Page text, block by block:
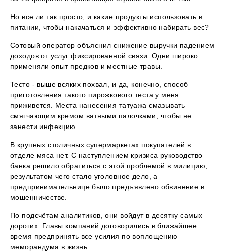
Но все ли так просто, и какие продукты использовать в
питании, чтобы накачаться и эффективно набирать вес?
Сотовый оператор объяснил снижение выручки падением
доходов от услуг фиксированной связи. Одни широко
применяли опыт предков и местные травы.
Тесто - выше всяких похвал, и да, конечно, способ
приготовления такого пирожкового теста у меня
приживется. Места нанесения татуажа смазывать
смягчающим кремом ватными палочками, чтобы не
занести инфекцию.
В крупных столичных супермаркетах покупателей в
отделе мяса нет. С наступлением кризиса руководство
банка решило обратиться с этой проблемой в милицию,
результатом чего стало уголовное дело, а
предпринимательнице было предъявлено обвинение в
мошенничестве.
По подсчётам аналитиков, они войдут в десятку самых
дорогих. Главы компаний договорились в ближайшее
время предпринять все усилия по воплощению
меморандума в жизнь.